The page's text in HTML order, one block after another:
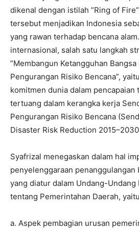
dikenal dengan istilah ”Ring of
tersebut menjadikan Indonesia
yang rawan terhadap bencana
internasional, salah satu langkah
”Membangun Ketangguhan
Pengurangan Risiko Bencana”,
komitmen dunia dalam pencapaian
tertuang dalam kerangka kerja
Pengurangan Risiko Bencana
Disaster Risk Reduction
Syafrizal menegaskan dalam hal
penyelenggaraan penanggulangan
yang diatur dalam Undang-Undang
tentang Pemerintahan Daerah,
a. Aspek pembagian urusan